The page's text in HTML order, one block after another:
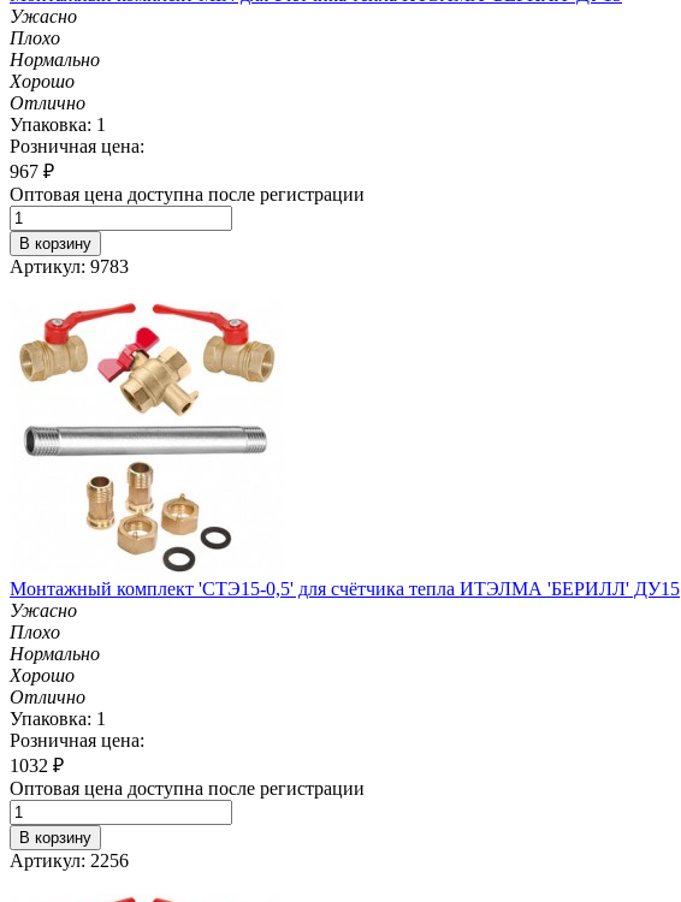
Ужасно
Плохо
Нормально
Хорошо
Отлично
Упаковка: 1
Розничная цена:
967 ₽
Оптовая цена доступна после регистрации
В корзину
Артикул: 9783
Монтажный комплект 'СТЭ15-0,5' для счётчика тепла ИТЭЛМА 'БЕРИЛЛ' ДУ15
Ужасно
Плохо
Нормально
Хорошо
Отлично
Упаковка: 1
Розничная цена:
1032 ₽
Оптовая цена доступна после регистрации
В корзину
Артикул: 2256